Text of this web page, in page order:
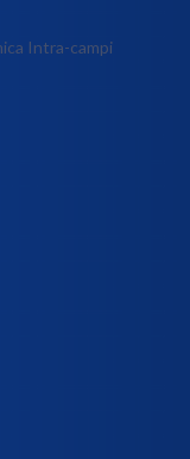
Intra-campi